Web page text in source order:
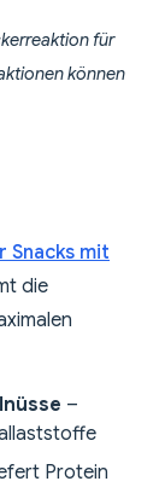
für
können
Snacks mit
die
–
Protein